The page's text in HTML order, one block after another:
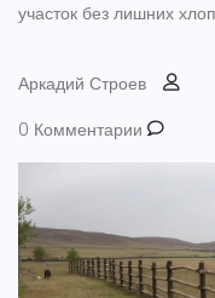
участок без лишних
Аркадий Строев
0 Комментарии